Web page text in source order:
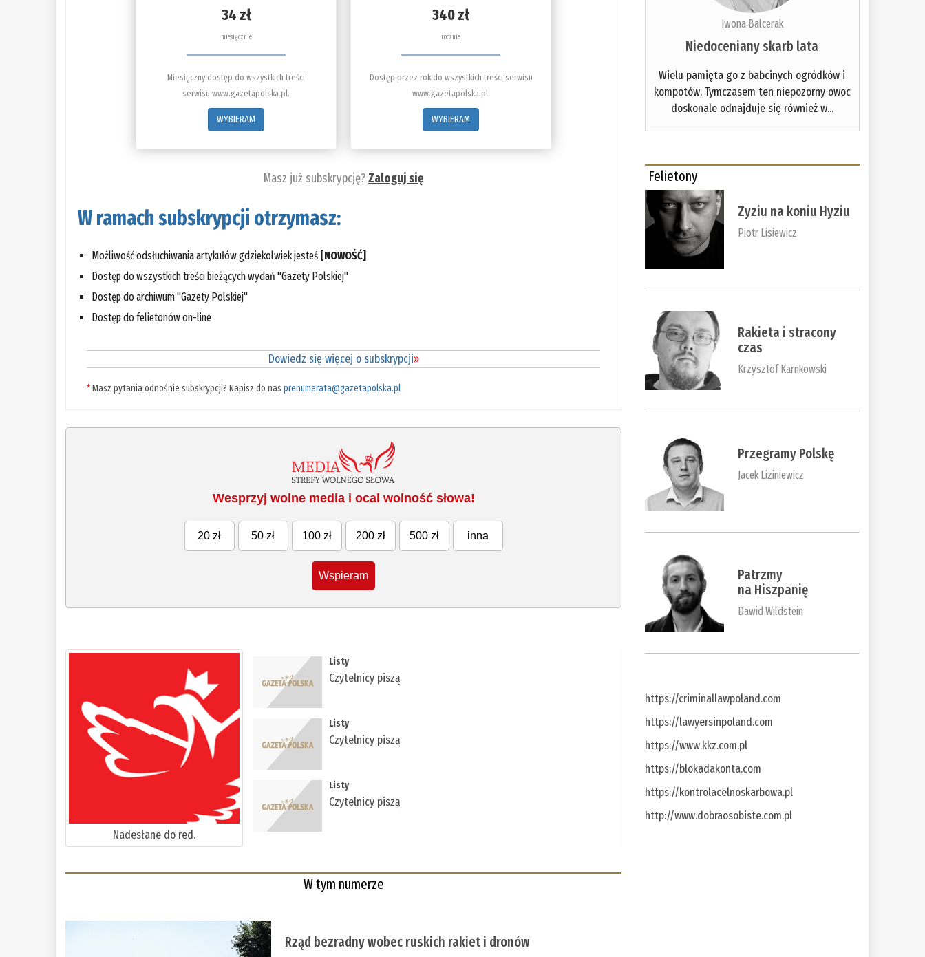
34 zł
miesięcznie
Miesięczny dostęp do wszystkich treści
serwisu www.gazetapolska.pl.
WYBIERAM
340 zł
rocznie
Dostęp przez rok do wszystkich treści serwisu
www.gazetapolska.pl.
WYBIERAM
Masz już subskrypcję?Zaloguj się
W ramach subskrypcji otrzymasz:
Możliwość odsłuchiwania artykułów gdziekolwiek jesteś [NOWOŚĆ]
Dostęp do wszystkich treści bieżących wydań "Gazety Polskiej"
Dostęp do archiwum "Gazety Polskiej"
Dostęp do felietonów on-line
Dowiedz się więcej o subskrypcji»
*Masz pytania odnośnie subskrypcji? Napisz do nasprenumerata@gazetapolska.pl
Wesprzyj wolne media i ocal wolność słowa!
20 zł 50 zł 100 zł 200 zł 500 zł inna
Wspieram
Nadesłane do red.
Listy
Czytelnicy piszą
Listy
Czytelnicy piszą
Listy
Czytelnicy piszą
W tym numerze
Rząd bezradny wobec ruskich rakiet i dronów
Iwona Balcerak
Niedoceniany skarb lata
Wielu pamięta go z babcinych ogródków i
kompotów. Tymczasem ten niepozorny owoc
doskonale odnajduje się również w...
Felietony
Zyziu na koniu Hyziu
Piotr Lisiewicz
Rakieta i stracony
czas
Krzysztof Karnkowski
Przegramy Polskę
Jacek Liziniewicz
Patrzmy
na Hiszpanię
Dawid Wildstein
https://criminallawpoland.com
https://lawyersinpoland.com
https://www.kkz.com.pl
https://blokadakonta.com
https://kontrolacelnoskarbowa.pl
http://www.dobraosobiste.com.pl